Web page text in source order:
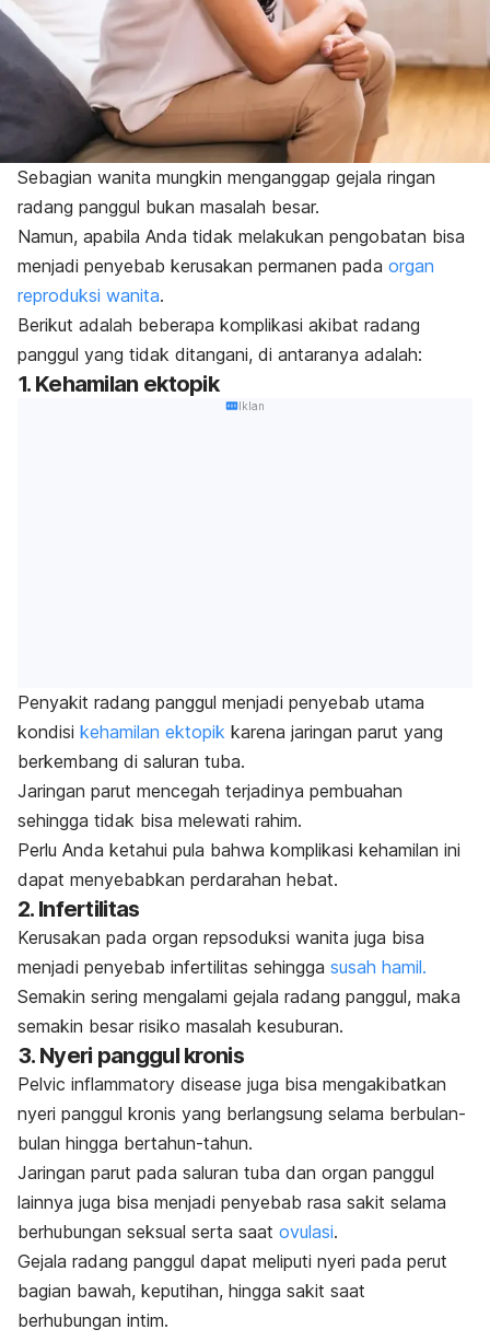
Sebagian wanita mungkin menganggap gejala ringan
radang panggul bukan masalah besar.
Namun, apabila Anda tidak melakukan pengobatan bisa
menjadi penyebab kerusakan permanen pada organ
reproduksi wanita.
Berikut adalah beberapa komplikasi akibat radang
panggul yang tidak ditangani, di antaranya adalah:
1. Kehamilan ektopik
Iklan
Penyakit radang panggul menjadi penyebab utama
kondisi kehamilan ektopik karena jaringan parut yang
berkembang di saluran tuba.
Jaringan parut mencegah terjadinya pembuahan
sehingga tidak bisa melewati rahim.
Perlu Anda ketahui pula bahwa komplikasi kehamilan ini
dapat menyebabkan perdarahan hebat.
2. Infertilitas
Kerusakan pada organ repsoduksi wanita juga bisa
menjadi penyebab infertilitas sehingga susah hamil.
Semakin sering mengalami gejala radang panggul, maka
semakin besar risiko masalah kesuburan.
3. Nyeri panggul kronis
Pelvic inflammatory disease juga bisa mengakibatkan
nyeri panggul kronis yang berlangsung selama berbulan-
bulan hingga bertahun-tahun.
Jaringan parut pada saluran tuba dan organ panggul
lainnya juga bisa menjadi penyebab rasa sakit selama
berhubungan seksual serta saat ovulasi.
Gejala radang panggul dapat meliputi nyeri pada perut
bagian bawah, keputihan, hingga sakit saat
berhubungan intim.